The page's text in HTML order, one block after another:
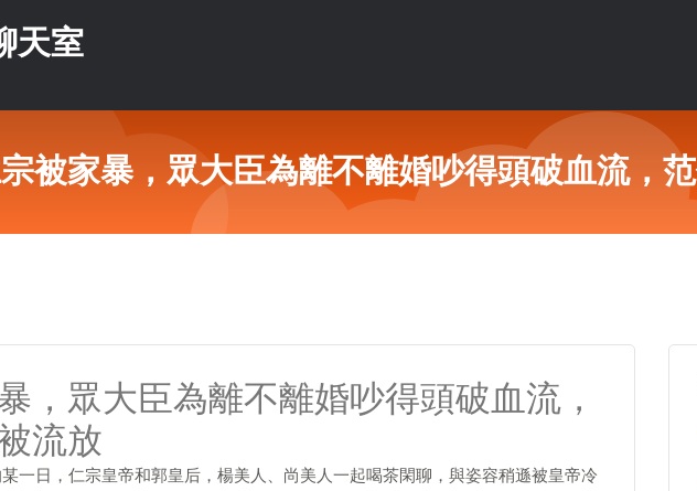
天室
被家暴，眾大臣為離不離婚吵得頭破血流，
，眾大臣為離不離婚吵得頭破血流，
流放
一日，仁宗皇帝和郭皇后，楊美人、尚美人一起喝茶閑聊，與姿容稍遜被皇帝冷